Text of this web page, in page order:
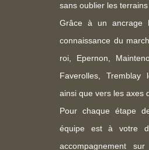
sans oublier les
Grâce à un ancrage
connaissance du
roi, Epernon,
Faverolles, Tremblay
ainsi que vers les axes
Pour chaque étape
équipe est à votre
accompagnement